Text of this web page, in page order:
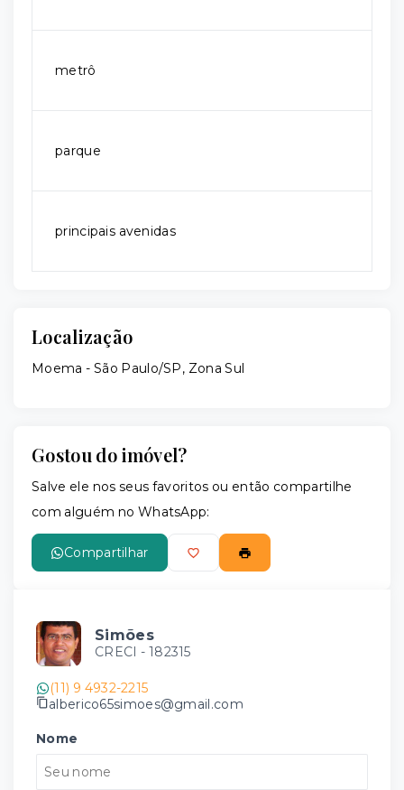
metrô
parque
principais avenidas
Localização
Moema - São Paulo/SP, Zona Sul
Gostou do imóvel?
Salve ele nos seus favoritos ou então compartilhe
com alguém no WhatsApp:
Compartilhar
Simões
CRECI - 182315
(11) 9 4932-2215
alberico65simoes@gmail.com
Nome